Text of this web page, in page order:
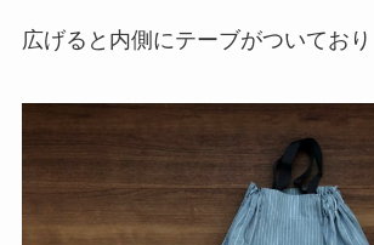
広げると内側にテーブがついており